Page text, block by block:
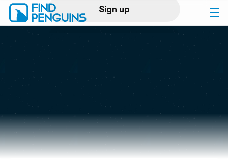
Sign up
Log in
Print a book
Flyover video
Explore